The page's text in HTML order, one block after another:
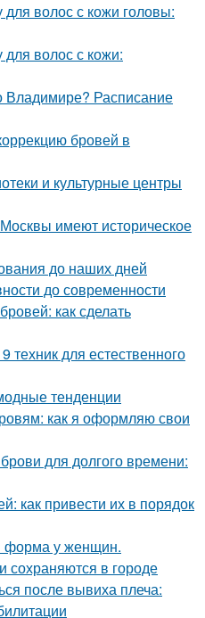
для волос с кожи головы:
для волос с кожи:
Владимире? Расписание
бровей в
и культурные центры
имеют историческое
до наших дней
до современности
как сделать
техник для естественного
тенденции
как я оформляю свои
для долгого времени:
как привести их в порядок
форма у женщин.
сохраняются в городе
после вывиха плеча: